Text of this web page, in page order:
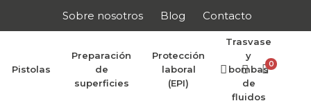
Sobre nosotros Blog Contacto
Pistolas
Preparación
de
superficies
Protección
laboral
(EPI)
Trasvase
y
bombas
de
fluidos
0
anunciar